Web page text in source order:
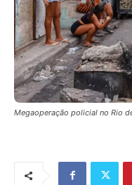
Megaoperação policial no Rio